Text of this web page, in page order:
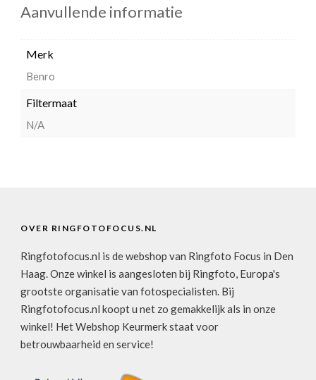
Aanvullende informatie
Merk
Benro
Filtermaat
N/A
OVER RINGFOTOFOCUS.NL
Ringfotofocus.nl is de webshop van Ringfoto Focus in Den
Haag. Onze winkel is aangesloten bij Ringfoto, Europa's
grootste organisatie van fotospecialisten. Bij
Ringfotofocus.nl koopt u net zo gemakkelijk als in onze
winkel! Het Webshop Keurmerk staat voor
betrouwbaarheid en service!